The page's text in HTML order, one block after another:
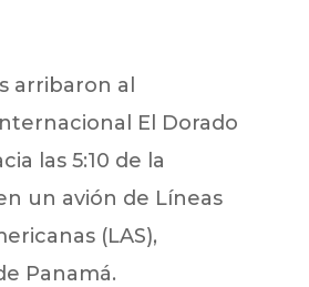
arribaron al
El Dorado
las 5:10 de la
un avión de Líneas
(LAS),
Panamá.